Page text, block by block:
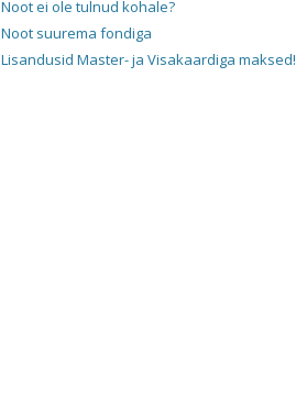
Noot ei ole tulnud kohale?
Noot suurema fondiga
Lisandusid Master- ja Visakaardiga maksed!